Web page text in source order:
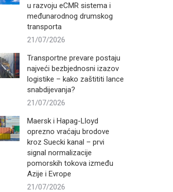
u razvoju eCMR sistema i
međunarodnog drumskog
transporta
21/07/2026
Transportne prevare postaju
najveći bezbjednosni izazov
logistike – kako zaštititi lance
snabdijevanja?
21/07/2026
Maersk i Hapag-Lloyd
oprezno vraćaju brodove
kroz Suecki kanal – prvi
signal normalizacije
pomorskih tokova između
Azije i Evrope
21/07/2026